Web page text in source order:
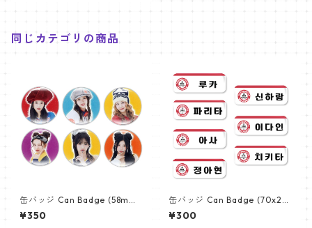
同じカテゴリの商品
缶バッジ Can Badge (58mm)
【BABY MONSTER - ベイビー
モンスター】
¥350
缶バッジ Can Badge (70x25
mm) 【BABY MONSTER - ベ
イビーモンスター】
¥300